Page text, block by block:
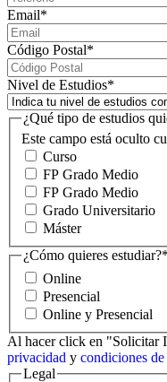
Email*
Código Postal*
Nivel de Estudios*
Este campo está oculto
¿Qué tipo de estudios
Curso
FP Grado Medio
FP Grado Medio
Grado Universitario
Máster
¿Cómo quieres estudiar?*
Online
Presencial
Online y Presencial
Al hacer click en "Solicitar
privacidad y condiciones de
Legal